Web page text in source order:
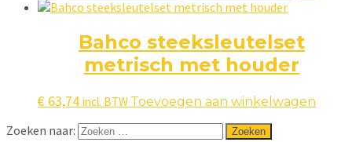
Bahco steeksleutelset
metrisch met houder
€ 63,74 incl. BTW Toevoegen aan winkelwagen
Zoeken naar: